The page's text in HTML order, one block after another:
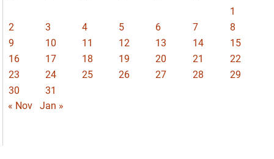
1
2
3 4 5 6 7
8
9
10 11 12 13 14
15
16
17 18 19 20 21
22
23
24 25 26 27 28
29
30
31
« Nov
Jan »